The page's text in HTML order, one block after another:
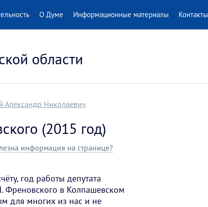
О Думе Информационные материалы Контакты
области
Александр Николаевич
(2015 год)
информация на странице?
год работы депутата
Френовского в Колпашевском
для многих из нас и не